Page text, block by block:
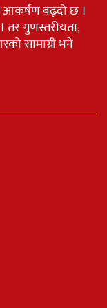
आकर्षण बढ्दो छ ।
गुणस्तरीयता,
सामाग्री भने